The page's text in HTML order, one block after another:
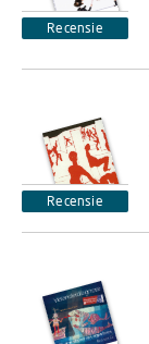
Recensie
Recensie